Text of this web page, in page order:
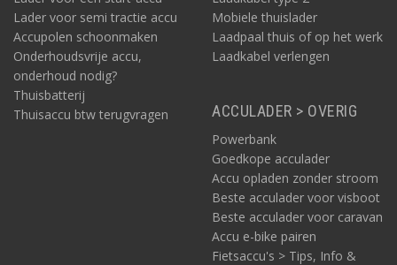
Lader voor semi tractie accu
Accupolen schoonmaken
Onderhoudsvrije accu,
onderhoud nodig?
Thuisbatterij
Thuisaccu btw terugvragen
Mobiele thuislader
Laadpaal thuis of op het werk
Laadkabel verlengen
ACCULADER > OVERIG
Powerbank
Goedkope acculader
Accu opladen zonder stroom
Beste acculader voor visboot
Beste acculader voor caravan
Accu e-bike pairen
Fietsaccu's > Tips, Info &